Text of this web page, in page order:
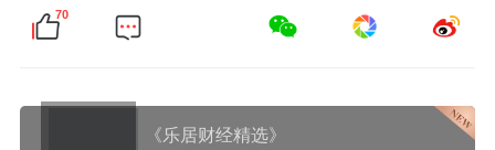
70
《乐居财经精选》